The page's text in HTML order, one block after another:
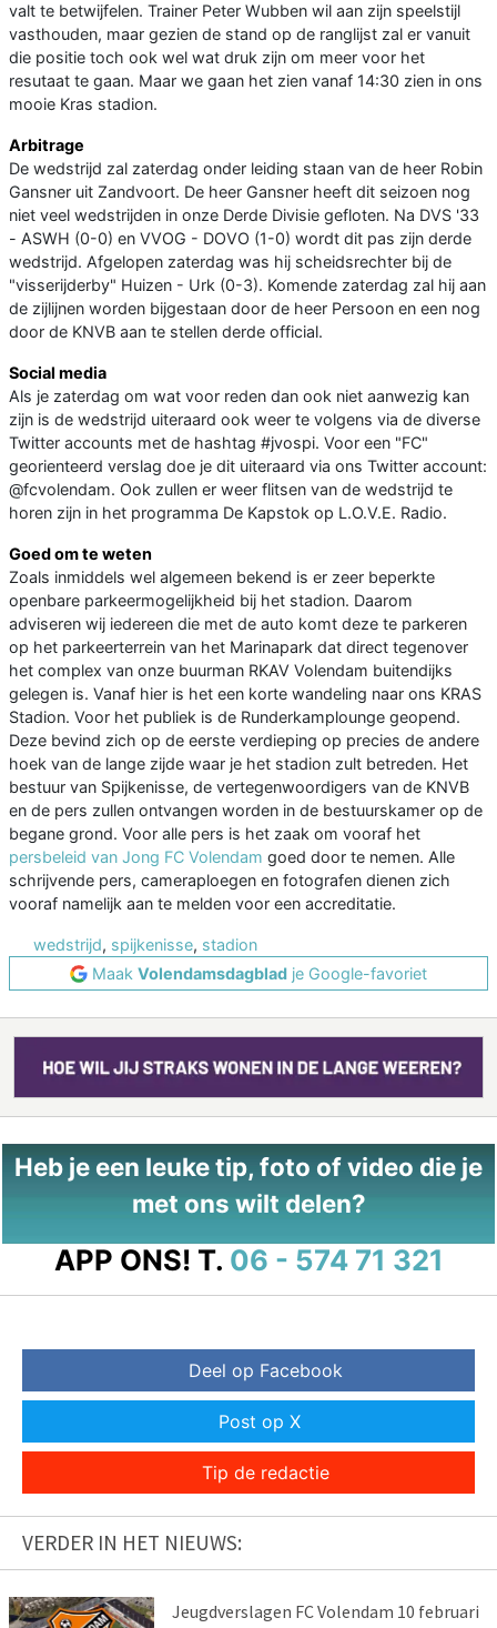
valt te betwijfelen. Trainer Peter Wubben wil aan zijn speelstijl
vasthouden, maar gezien de stand op de ranglijst zal er vanuit
die positie toch ook wel wat druk zijn om meer voor het
resutaat te gaan. Maar we gaan het zien vanaf 14:30 zien in ons
mooie Kras stadion.
Arbitrage
De wedstrijd zal zaterdag onder leiding staan van de heer Robin
Gansner uit Zandvoort. De heer Gansner heeft dit seizoen nog
niet veel wedstrijden in onze Derde Divisie gefloten. Na DVS '33
- ASWH (0-0) en VVOG - DOVO (1-0) wordt dit pas zijn derde
wedstrijd. Afgelopen zaterdag was hij scheidsrechter bij de
"visserijderby" Huizen - Urk (0-3). Komende zaterdag zal hij aan
de zijlijnen worden bijgestaan door de heer Persoon en een nog
door de KNVB aan te stellen derde official.
Social media
Als je zaterdag om wat voor reden dan ook niet aanwezig kan
zijn is de wedstrijd uiteraard ook weer te volgens via de diverse
Twitter accounts met de hashtag #jvospi. Voor een "FC"
georienteerd verslag doe je dit uiteraard via ons Twitter account:
@fcvolendam. Ook zullen er weer flitsen van de wedstrijd te
horen zijn in het programma De Kapstok op L.O.V.E. Radio.
Goed om te weten
Zoals inmiddels wel algemeen bekend is er zeer beperkte
openbare parkeermogelijkheid bij het stadion. Daarom
adviseren wij iedereen die met de auto komt deze te parkeren
op het parkeerterrein van het Marinapark dat direct tegenover
het complex van onze buurman RKAV Volendam buitendijks
gelegen is. Vanaf hier is het een korte wandeling naar ons KRAS
Stadion. Voor het publiek is de Runderkamplounge geopend.
Deze bevind zich op de eerste verdieping op precies de andere
hoek van de lange zijde waar je het stadion zult betreden. Het
bestuur van Spijkenisse, de vertegenwoordigers van de KNVB
en de pers zullen ontvangen worden in de bestuurskamer op de
begane grond. Voor alle pers is het zaak om vooraf het
persbeleid van Jong FC Volendam goed door te nemen. Alle
schrijvende pers, cameraploegen en fotografen dienen zich
vooraf namelijk aan te melden voor een accreditatie.
wedstrijd, spijkenisse, stadion
Maak Volendamsdagblad je Google-favoriet
Heb je een leuke tip, foto of video die je
met ons wilt delen?
APP ONS! T. 06 - 574 71 321
Deel op Facebook
Post op X
Tip de redactie
VERDER IN HET NIEUWS:
Jeugdverslagen FC Volendam 10 februari